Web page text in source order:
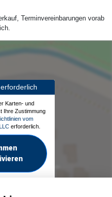
Terminvereinbarungen vorab
Karten- und
Ihre Zustimmung
vom
erforderlich.